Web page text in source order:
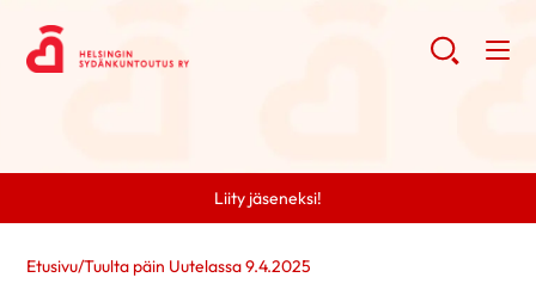
Liity jäseneksi!
Etusivu/Tuulta päin Uutelassa 9.4.2025